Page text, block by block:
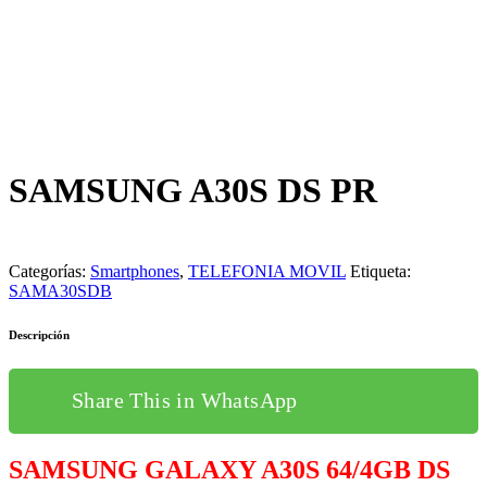
SAMSUNG A30S DS PR
Categorías: Smartphones, TELEFONIA MOVIL Etiqueta:
SAMA30SDB
Descripción
Share This in WhatsApp
SAMSUNG GALAXY A30S 64/4GB DS